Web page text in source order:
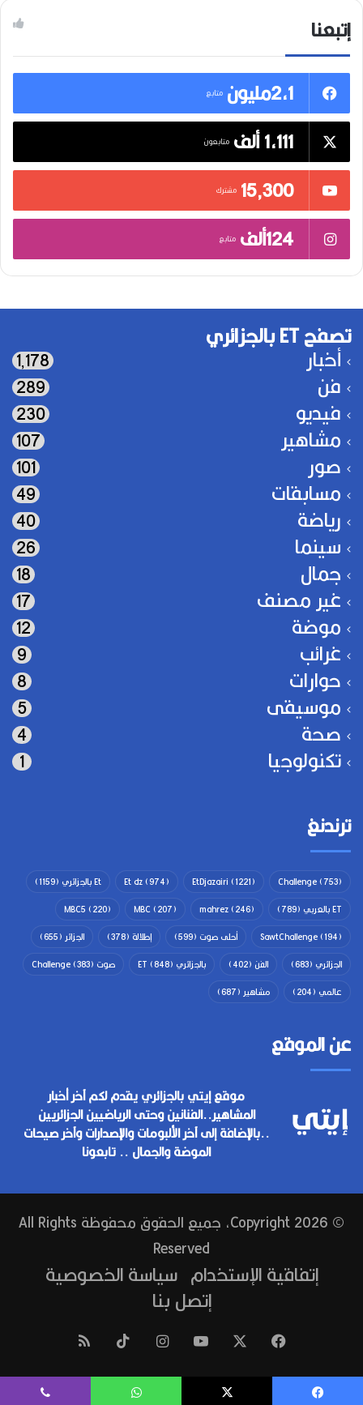
إتبعنا
2,1مليون
متابع
1,111 ألف متابعون
15٬300 مشترك
124ألف متابع
تصفح ET بالجزائري
أخبار 1٬178
فن 289
فيديو 230
مشاهير 107
صور 101
مسابقات 49
رياضة 40
سينما 26
جمال 18
غير مصنف 17
موضة 12
غرائب 9
حوارات 8
موسيقى 5
صحة 4
تكنولوجيا 1
ترندنغ
Challenge(753)
EtDjazairi (1221)
Et dz(974) Et بالجزائري
(1159)
ET بالعربي
(789)
mahrez(246)
MBC(207)
MBC5 (220)
SawtChallenge(194) أحلى صوت (599) إطلالة (378) الجزائر (655)
الجزائري (683) الفن (402) بالجزائري ET (848) صوت Challenge (383)
عالمي (204) مشاهير (687)
عن الموقع
موقع إيتي بالجزائري يقدم لكم آخر أخبار
المشاهير..الفنانين وحتى الرياضيين الجزائريين
..بالإضافة إلى آخر الألبومات والإصدارات وآخر صيحات
الموضة والجمال .. تابعونا
© Copyright 2026, جميع الحقوق محفوظة All Rights
Reserved
إتفاقية الإستخدام سياسة الخصوصية
إتصل بنا
فيسبوك ‫YouTube انستقرام ‫TikTok
الموقع